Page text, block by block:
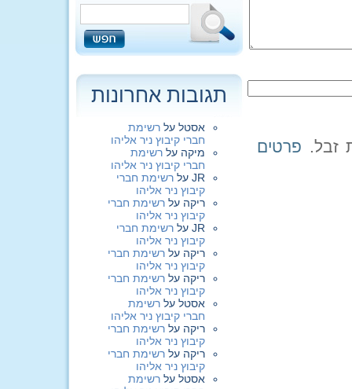
פרטים
תגובות אחרונות
אסטל על רשימת
חברי קיבוץ ניר אליהו
מיקה על רשימת
חברי קיבוץ ניר אליהו
JR על רשימת חברי
קיבוץ ניר אליהו
ריקה על רשימת חברי
קיבוץ ניר אליהו
JR על רשימת חברי
קיבוץ ניר אליהו
ריקה על רשימת חברי
קיבוץ ניר אליהו
ריקה על רשימת חברי
קיבוץ ניר אליהו
אסטל על רשימת
חברי קיבוץ ניר אליהו
ריקה על רשימת חברי
קיבוץ ניר אליהו
ריקה על רשימת חברי
קיבוץ ניר אליהו
אסטל על רשימת